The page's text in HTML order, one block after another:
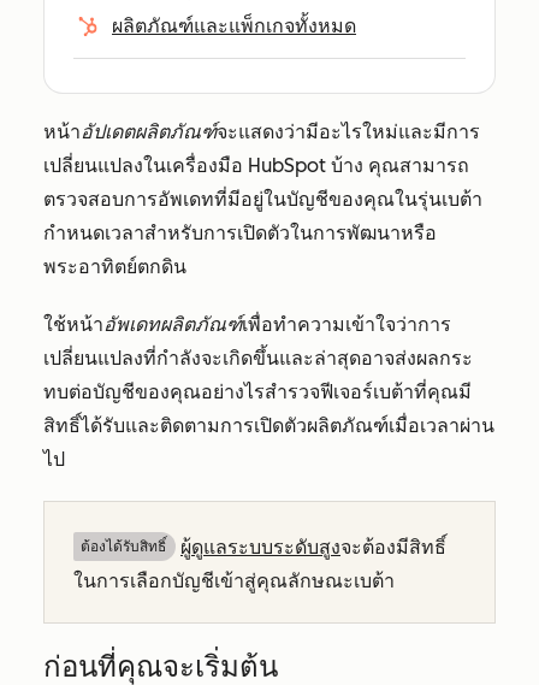
ผลิตภัณฑ์และแพ็กเกจทั้งหมด
หน้าอัปเดตผลิตภัณฑ์จะแสดงว่ามีอะไรใหม่และมีการ
เปลี่ยนแปลงในเครื่องมือ HubSpot บ้าง คุณสามารถ
ตรวจสอบการอัพเดทที่มีอยู่ในบัญชีของคุณในรุ่นเบต้า
กำหนดเวลาสำหรับการเปิดตัวในการพัฒนาหรือ
พระอาทิตย์ตกดิน
ใช้หน้าอัพเดทผลิตภัณฑ์เพื่อทำความเข้าใจว่าการ
เปลี่ยนแปลงที่กำลังจะเกิดขึ้นและล่าสุดอาจส่งผลกระ
ทบต่อบัญชีของคุณอย่างไรสำรวจฟีเจอร์เบต้าที่คุณมี
สิทธิ์ได้รับและติดตามการเปิดตัวผลิตภัณฑ์เมื่อเวลาผ่าน
ไป
ต้องได้รับสิทธิ์​ ผู้ดูแลระบบระดับสูงจะต้องมีสิทธิ์
ในการเลือกบัญชีเข้าสู่คุณลักษณะเบต้า
ก่อนที่คุณจะเริ่มต้น